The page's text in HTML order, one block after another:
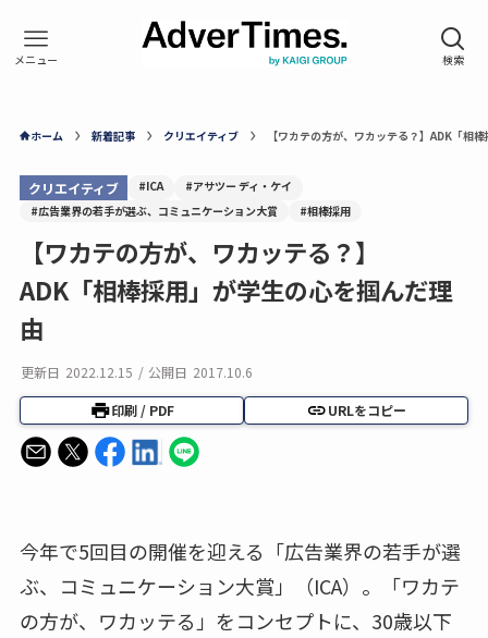
ホーム 新着記事 クリエイティブ 【ワカテの方が、ワカッテる？】ADK「相
クリエイティブ #ICA
#アサツー ディ・ケイ
#広告業界の若手が選ぶ、コミュニケーション大賞
#相棒採用
【ワカテの方が、ワカッテる？】
ADK「相棒採用」が学生の心を掴んだ理
由
更新日 2022.12.15 / 公開日 2017.10.6
印刷 / PDF URLをコピー
今年で5回目の開催を迎える「広告業界の若手が選
ぶ、コミュニケーション大賞」（ICA）。「ワカテ
の方が、ワカッテる」をコンセプトに、30歳以下